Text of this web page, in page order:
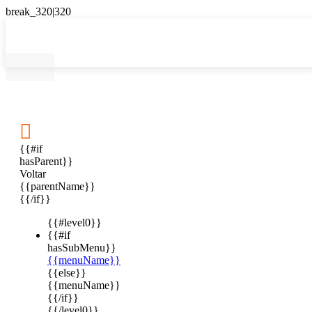

{{#if
hasParent}}
Voltar
{{parentName}}
{{/if}}
{{#level0}}
{{#if
hasSubMenu}}
{{menuName}}
{{else}}
{{menuName}}
{{/if}}